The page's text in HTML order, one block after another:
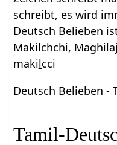
schreibt, es wird
Deutsch Belieben
Makilchchi,
makiḻcci
Deutsch Belieben -
Tamil-